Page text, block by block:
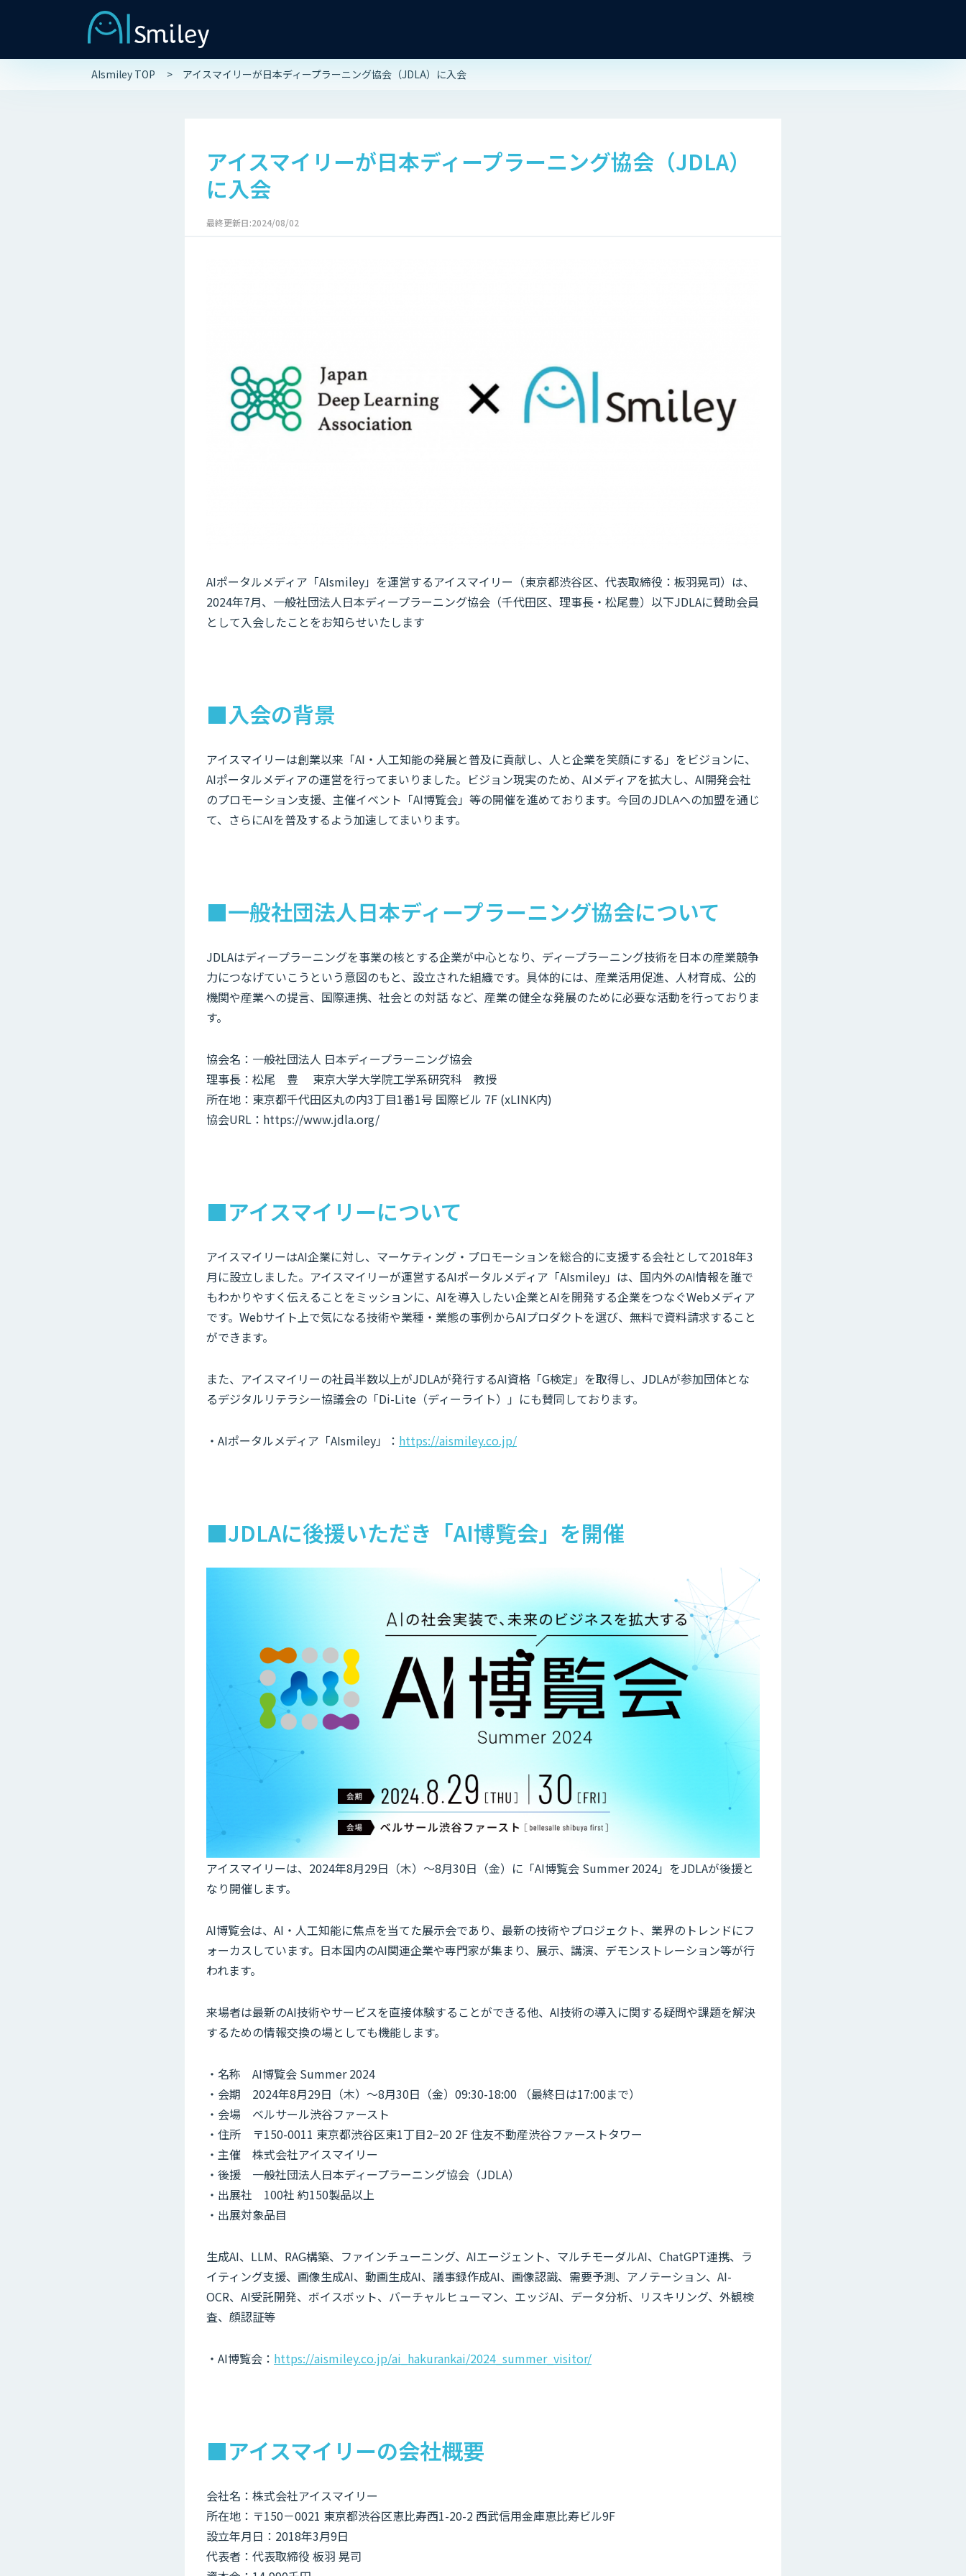
AIsmiley TOP アイスマイリーが日本ディープラーニング協会（JDLA）に入会
アイスマイリーが日本ディープラーニング協会（JDLA）
に入会
最終更新日:2024/08/02
AIポータルメディア「AIsmiley」を運営するアイスマイリー（東京都渋谷区、代表取締役：板羽晃司）は、
2024年7月、一般社団法人日本ディープラーニング協会（千代田区、理事長・松尾豊）以下JDLAに賛助会員
として入会したことをお知らせいたします
■入会の背景
アイスマイリーは創業以来「AI・人工知能の発展と普及に貢献し、人と企業を笑顔にする」をビジョンに、
AIポータルメディアの運営を行ってまいりました。ビジョン現実のため、AIメディアを拡大し、AI開発会社
のプロモーション支援、主催イベント「AI博覧会」等の開催を進めております。今回のJDLAへの加盟を通じ
て、さらにAIを普及するよう加速してまいります。
■一般社団法人日本ディープラーニング協会について
JDLAはディープラーニングを事業の核とする企業が中心となり、ディープラーニング技術を日本の産業競争
力につなげていこうという意図のもと、設立された組織です。具体的には、産業活用促進、人材育成、公的
機関や産業への提言、国際連携、社会との対話 など、産業の健全な発展のために必要な活動を行っておりま
す。
協会名：一般社団法人 日本ディープラーニング協会
理事長：松尾 豊 東京大学大学院工学系研究科 教授
所在地：東京都千代田区丸の内3丁目1番1号 国際ビル 7F (xLINK内)
協会URL：https://www.jdla.org/
■アイスマイリーについて
アイスマイリーはAI企業に対し、マーケティング・プロモーションを総合的に支援する会社として2018年3
月に設立しました。アイスマイリーが運営するAIポータルメディア「AIsmiley」は、国内外のAI情報を誰で
もわかりやすく伝えることをミッションに、AIを導入したい企業とAIを開発する企業をつなぐWebメディア
です。Webサイト上で気になる技術や業種・業態の事例からAIプロダクトを選び、無料で資料請求すること
ができます。
また、アイスマイリーの社員半数以上がJDLAが発行するAI資格「G検定」を取得し、JDLAが参加団体とな
るデジタルリテラシー協議会の「Di-Lite（ディーライト）」にも賛同しております。
・AIポータルメディア「AIsmiley」： https://aismiley.co.jp/
■JDLAに後援いただき「AI博覧会」を開催
アイスマイリーは、2024年8月29日（木）～8月30日（金）に「AI博覧会 Summer 2024」をJDLAが後援と
なり開催します。
AI博覧会は、AI・人工知能に焦点を当てた展示会であり、最新の技術やプロジェクト、業界のトレンドにフ
ォーカスしています。日本国内のAI関連企業や専門家が集まり、展示、講演、デモンストレーション等が行
われます。
来場者は最新のAI技術やサービスを直接体験することができる他、AI技術の導入に関する疑問や課題を解決
するための情報交換の場としても機能します。
・名称 AI博覧会 Summer 2024
・会期 2024年8月29日（木）～8月30日（金）09:30-18:00 （最終日は17:00まで）
・会場 ベルサール渋谷ファースト
・住所 〒150-0011 東京都渋谷区東1丁目2−20 2F 住友不動産渋谷ファーストタワー
・主催 株式会社アイスマイリー
・後援 一般社団法人日本ディープラーニング協会（JDLA）
・出展社 100社 約150製品以上
・出展対象品目
生成AI、LLM、RAG構築、ファインチューニング、AIエージェント、マルチモーダルAI、ChatGPT連携、ラ
イティング支援、画像生成AI、動画生成AI、議事録作成AI、画像認識、需要予測、アノテーション、AI-
OCR、AI受託開発、ボイスボット、バーチャルヒューマン、エッジAI、データ分析、リスキリング、外観検
査、顔認証等
・AI博覧会： https://aismiley.co.jp/ai_hakurankai/2024_summer_visitor/
■アイスマイリーの会社概要
会社名：株式会社アイスマイリー
所在地：〒150－0021 東京都渋谷区恵比寿西1-20-2 西武信用金庫恵比寿ビル9F
設立年月日：2018年3月9日
代表者：代表取締役 板羽 晃司